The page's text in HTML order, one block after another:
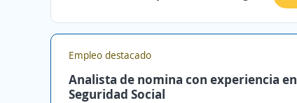
Empleo destacado
Analista de nomina con experiencia en
Seguridad Social